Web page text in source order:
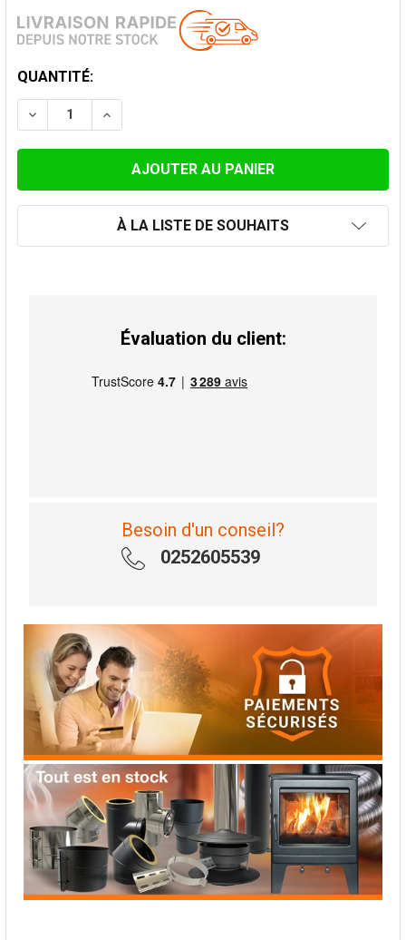
STOCK
ACTUEL:
QUANTITÉ:
DIMINUER LA QUANTITÉ DE LONGUEUR
AUGMENTER LA QUANTITÉ DE LONGUEUR
À LA LISTE DE SOUHAITS
Évaluation du client:
Besoin d'un conseil?
0252605539